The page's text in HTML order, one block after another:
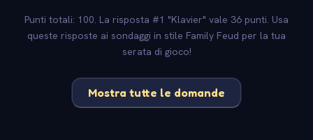
Punti totali: 100. La risposta #1 "Klavier" vale 36 punti. Usa
queste risposte ai sondaggi in stile Family Feud per la tua
serata di gioco!
Mostra tutte le domande